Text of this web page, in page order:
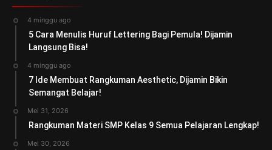
4 minggu ago
5 Cara Menulis Huruf Lettering Bagi Pemula! Dijamin
Langsung Bisa!
4 minggu ago
7 Ide Membuat Rangkuman Aesthetic, Dijamin Bikin
Semangat Belajar!
Mei 31, 2026
Rangkuman Materi SMP Kelas 9 Semua Pelajaran Lengkap!
Mei 30, 2026